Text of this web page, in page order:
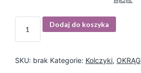
I
ś
Dodaj do koszyka
SKU: brak Kategorie: Kolczyki, OKRĄG